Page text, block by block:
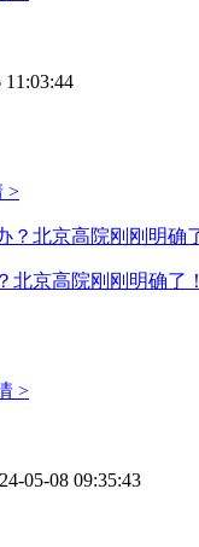
11:03:44
>
北京高院刚刚明确了！
>
05-08 09:35:43